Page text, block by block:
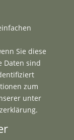
Sie diese
Daten sind
zum
unter